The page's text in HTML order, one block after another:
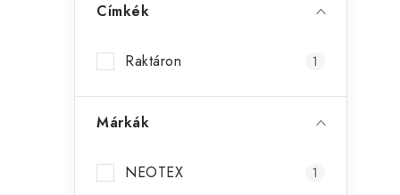
Címkék
Raktáron 1
Márkák
NEOTEX 1